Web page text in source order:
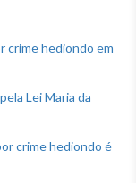
crime hediondo em
Lei Maria da
crime hediondo é